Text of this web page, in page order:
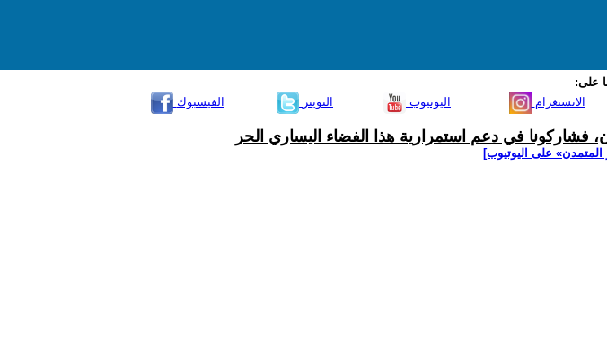
على:
الفيسبوك
التويتر اليوتيوب الانستغرام
فشاركونا في دعم استمرارية هذا الفضاء اليساري الحر
على اليوتيوب]